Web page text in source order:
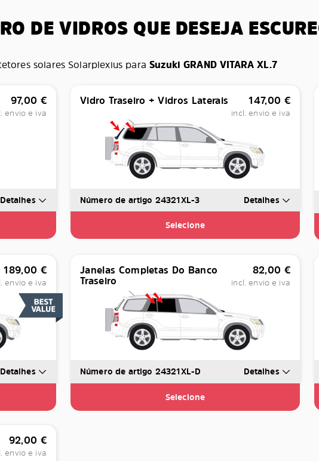
DE VIDROS QUE DESEJA
solares Solarplexius paraSuzuki GRAND VITARA XL.7
97,00 €
envio e iva
Detalhes
Vidro Traseiro + Vidros Laterais 147,00 €
incl. envio e iva
Número de artigo 24321XL-3 Detalhes
Selecione
189,00 €
envio e iva
Detalhes
Janelas Completas Do Banco
Traseiro
82,00 €
incl. envio e iva
Número de artigo 24321XL-D Detalhes
Selecione
92,00 €
envio e iva